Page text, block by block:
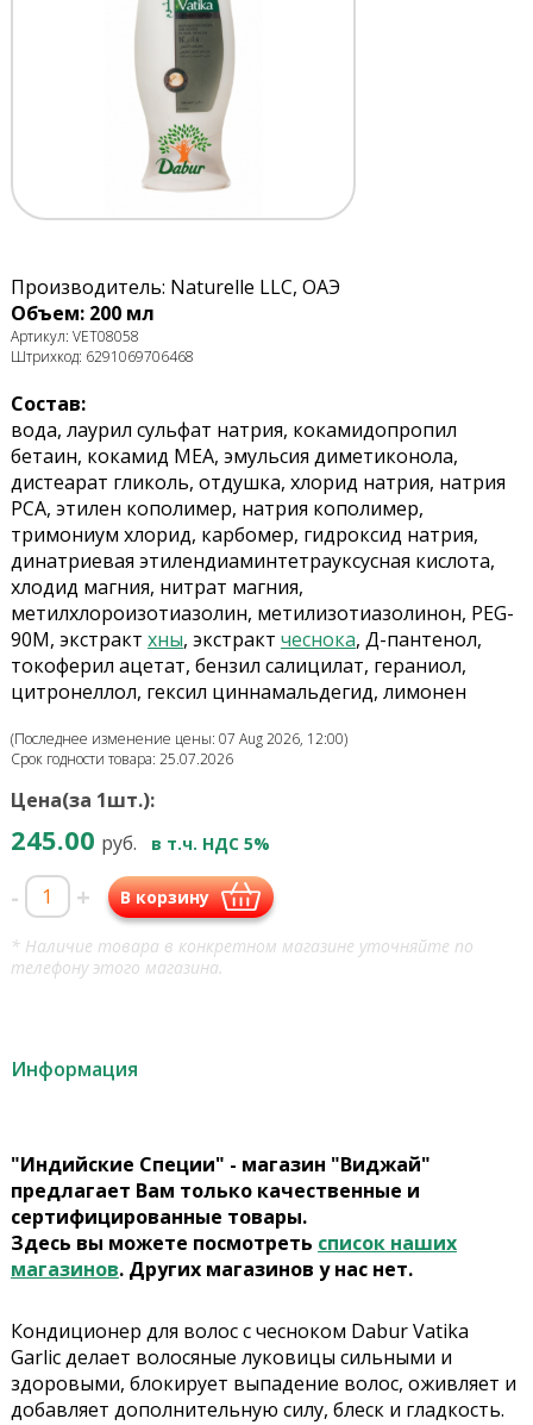
Производитель: Naturelle LLC, ОАЭ
Объем: 200 мл
Артикул: VET08058
Штрихкод: 6291069706468
Состав:
вода, лаурил сульфат натрия, кокамидопропил
бетаин, кокамид MEA, эмульсия диметиконола,
дистеарат гликоль, отдушка, хлорид натрия, натрия
PCA, этилен кополимер, натрия кополимер,
тримониум хлорид, карбомер, гидроксид натрия,
динатриевая этилендиаминтетрауксусная кислота,
хлодид магния, нитрат магния,
метилхлороизотиазолин, метилизотиазолинон, PEG-
90M, экстракт хны, экстракт чеснока, Д-пантенол,
токоферил ацетат, бензил салицилат, гераниол,
цитронеллол, гексил циннамальдегид, лимонен
(Последнее изменение цены: 07 Aug 2026, 12:00)
Срок годности товара: 25.07.2026
Цена(за 1шт.):
245.00 руб. в т.ч. НДС 5%
- + В корзину
* Наличие товара в конкретном магазине уточняйте по
телефону этого магазина.
Информация
"Индийские Специи" - магазин "Виджай"
предлагает Вам только качественные и
сертифицированные товары.
Здесь вы можете посмотреть список наших
магазинов. Других магазинов у нас нет.
Кондиционер для волос с чесноком Dabur Vatika
Garlic делает волосяные луковицы сильными и
здоровыми, блокирует выпадение волос, оживляет и
добавляет дополнительную силу, блеск и гладкость.